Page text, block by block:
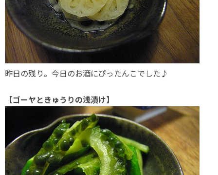
昨日の残り。今日のお酒にぴったんこでした♪
【ゴーヤときゅうりの浅漬け】